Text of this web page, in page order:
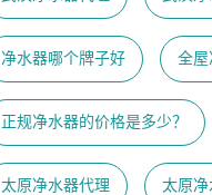
净水器哪个牌子好 全屋
正规净水器的价格是多少？
太原净水器代理 太原净